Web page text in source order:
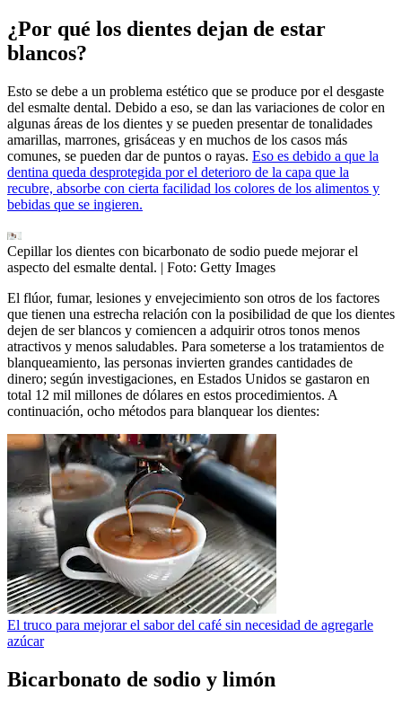
¿Por qué los dientes dejan de estar
blancos?
Esto se debe a un problema estético que se produce por el desgaste
del esmalte dental. Debido a eso, se dan las variaciones de color en
algunas áreas de los dientes y se pueden presentar de tonalidades
amarillas, marrones, grisáceas y en muchos de los casos más
comunes, se pueden dar de puntos o rayas. Eso es debido a que la
dentina queda desprotegida por el deterioro de la capa que la
recubre, absorbe con cierta facilidad los colores de los alimentos y
bebidas que se ingieren.
Cepillar los dientes con bicarbonato de sodio puede mejorar el
aspecto del esmalte dental. | Foto: Getty Images
El flúor, fumar, lesiones y envejecimiento son otros de los factores
que tienen una estrecha relación con la posibilidad de que los dientes
dejen de ser blancos y comiencen a adquirir otros tonos menos
atractivos y menos saludables. Para someterse a los tratamientos de
blanqueamiento, las personas invierten grandes cantidades de
dinero; según investigaciones, en Estados Unidos se gastaron en
total 12 mil millones de dólares en estos procedimientos. A
continuación, ocho métodos para blanquear los dientes:
El truco para mejorar el sabor del café sin necesidad de agregarle
azúcar
Bicarbonato de sodio y limón